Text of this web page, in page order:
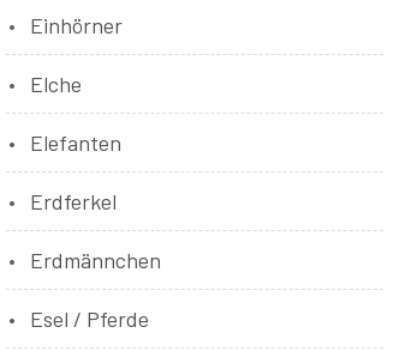
Einhörner
Elche
Elefanten
Erdferkel
Erdmännchen
Esel / Pferde